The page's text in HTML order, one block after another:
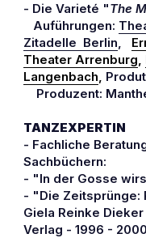
- Die Varieté "The
   Auführungen:
Zitadelle  Berlin,
Theater Arrenburg,
Langenbach,
Produzent:
TANZEXPERTIN
- Fachliche
Sachbüchern:
- "In der Gosse
- "Die Zeitsprünge:
Giela Reinke
Verlag - 1996 - 2000